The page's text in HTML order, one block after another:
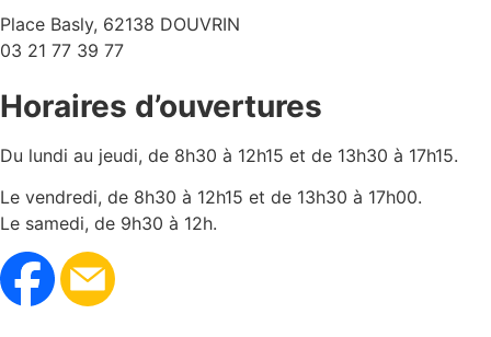
Place Basly, 62138 DOUVRIN
03 21 77 39 77
Horaires d’ouvertures
Du lundi au jeudi, de 8h30 à 12h15 et de 13h30 à 17h15.
Le vendredi, de 8h30 à 12h15 et de 13h30 à 17h00.
Le samedi, de 9h30 à 12h.